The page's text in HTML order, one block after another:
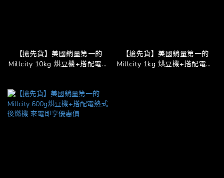
【搶先貨】美國銷量第一的
Millcity 10kg 烘豆機+搭配電熱
【搶先貨】美國銷量第一的
Millcity 1kg 烘豆機+搭配電熱